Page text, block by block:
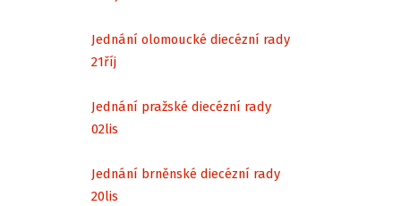
Jednání olomoucké diecézní rady
21říj
Jednání pražské diecézní rady
02lis
Jednání brněnské diecézní rady
20lis